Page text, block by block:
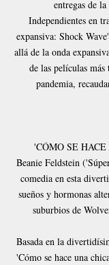
entregas de
Independientes en
expansiva: Shock
allá de la onda
de las películas
pandemia,
'CÓMO SE
Beanie Feldstein
comedia en esta
sueños y hormonas
suburbios de
Basada en la
'Cómo se hace una